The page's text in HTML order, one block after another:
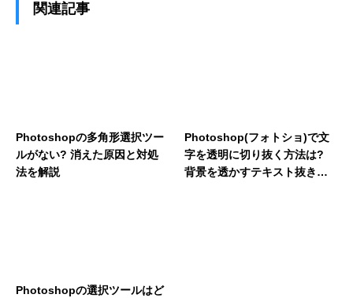
関連記事
Photoshopの多角形選択ツー
ルがない? 消えた原因と対処
法を解説
Photoshop(フォトショ)で文
字を透明に切り抜く方法は?
背景を透かすテキスト抜きデ
Photoshopの選択ツールはど